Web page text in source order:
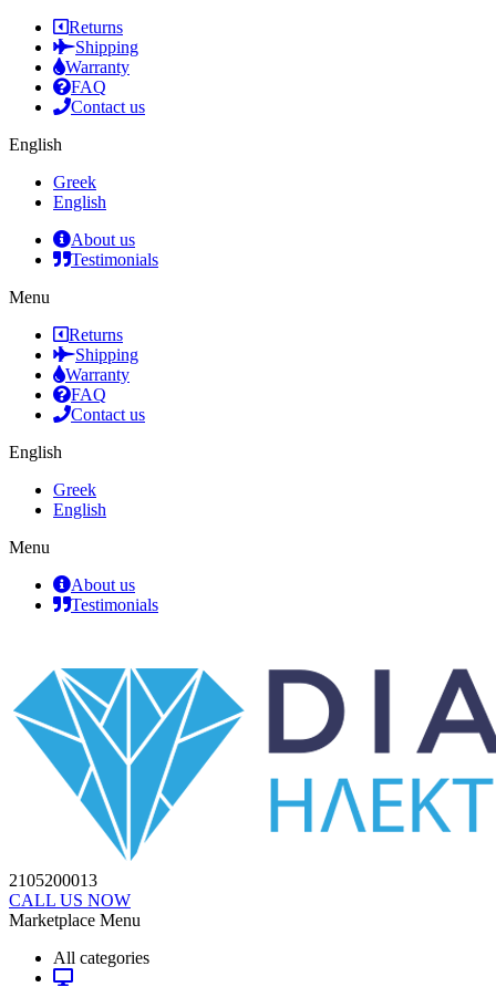
Returns
Shipping
Warranty
FAQ
Contact us
English
Greek
English
About us
Testimonials
Menu
Returns
Shipping
Warranty
FAQ
Contact us
English
Greek
English
Menu
About us
Testimonials
2105200013
CALL US NOW
Marketplace Menu
All categories